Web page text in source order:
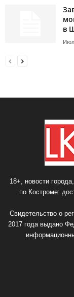
в
18+, новости
по Костроме:
Свидетельство о
2017 года выдано